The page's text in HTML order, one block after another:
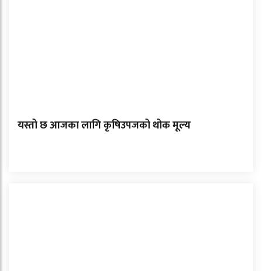
यस्तो छ आजका लागि कृषिउपजको थोक मूल्य